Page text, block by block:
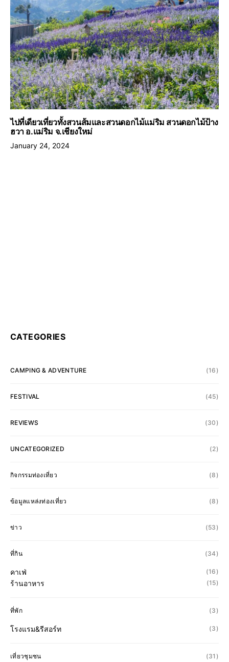
ไปที่เดียวเที่ยวทั้งสวนส้มและสวนดอกไม้แม่ริม สวนดอกไม้ป้าง
ฮวา อ.แม่ริม จ.เชียงใหม่
January 24, 2024
CATEGORIES
CAMPING & ADVENTURE (16)
FESTIVAL (45)
REVIEWS (30)
UNCATEGORIZED (2)
กิจกรรมท่องเที่ยว (8)
ข้อมูลแหล่งท่องเที่ยว (8)
ข่าว (53)
ที่กิน (34)
คาเฟ่ (16)
ร้านอาหาร (15)
ที่พัก (3)
โรงแรม&รีสอร์ท (3)
เที่ยวชุมชน (31)